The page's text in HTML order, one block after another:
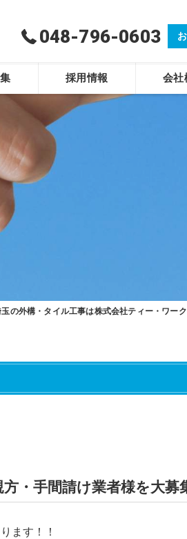
048-796-0603
採用情報 会社
玉の外構・タイル工事は株式会社ティー・ワーク
・手間請け業者様を大募
ます！！